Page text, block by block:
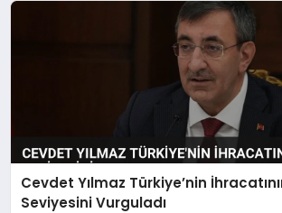
Cevdet Yılmaz Türkiye’nin
Seviyesini Vurguladı